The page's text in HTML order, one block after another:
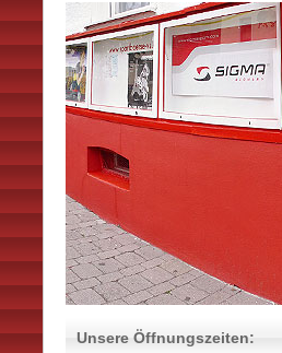
Unsere Öffnungszeiten: